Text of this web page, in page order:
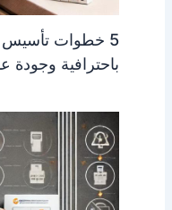
5 خطوات تأسيس
باحترافية وجودة